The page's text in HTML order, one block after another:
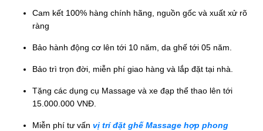
Cam kết 100% hàng chính hãng, nguồn gốc và xuất xử rõ
ràng
Bảo hành động cơ lên tới 10 năm, da ghế tới 05 năm.
Bảo trì trọn đời, miễn phí giao hàng và lắp đặt tại nhà.
Tặng các dụng cụ Massage và xe đạp thể thao lên tới
15.000.000 VNĐ.
Miễn phí tư vấn vị trí đặt ghế Massage hợp phong